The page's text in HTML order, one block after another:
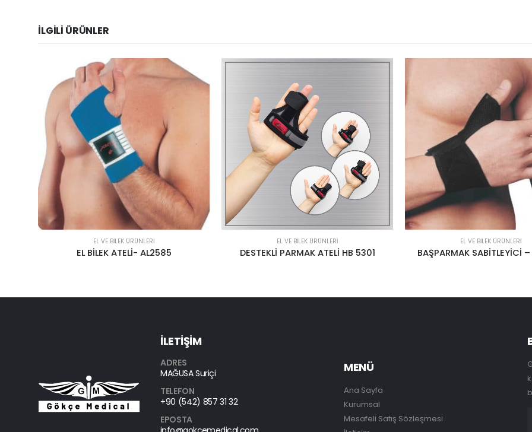
İLGILI ÜRÜNLER
EL VE BILEK ÜRÜNLERI
DESTEKLİ PARMAK ATELİ HB 5301
EL VE BILEK ÜRÜNLERI
BAŞPARMAK SABİTLEYİCİ – AL2594
EL VE BILEK ÜRÜNLERI
EL BİLEKLİĞİ
İLETİŞİM
ADRES
MAĞUSA Suriçi
TELEFON
+90 (542) 857 31 32
EPOSTA
MENÜ
Ana Sayfa
Kurumsal
Mesafeli Satış Sözleşmesi